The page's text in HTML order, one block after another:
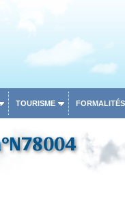
TOURISME FORMALITÉS